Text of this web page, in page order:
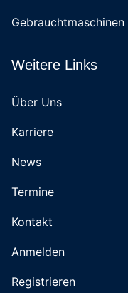
Gebrauchtmaschinen
Weitere Links
Über Uns
Karriere
News
Termine
Kontakt
Anmelden
Registrieren